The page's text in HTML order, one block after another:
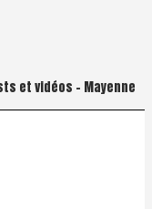
et vidéos – Mayenne